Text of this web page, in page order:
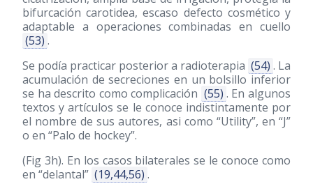
bifurcación carotidea, escaso defecto cosmético y
adaptable a operaciones combinadas en cuello
(53) .
Se podía practicar posterior a radioterapia (54) . La
acumulación de secreciones en un bolsillo inferior
se ha descrito como complicación (55) . En algunos
textos y artículos se le conoce indistintamente por
el nombre de sus autores, asi como “Utility”, en “J”
o en “Palo de hockey”.
(Fig 3h). En los casos bilaterales se le conoce como
en “delantal” (19,44,56) .